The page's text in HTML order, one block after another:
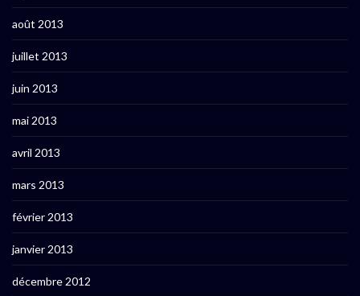
août 2013
juillet 2013
juin 2013
mai 2013
avril 2013
mars 2013
février 2013
janvier 2013
décembre 2012